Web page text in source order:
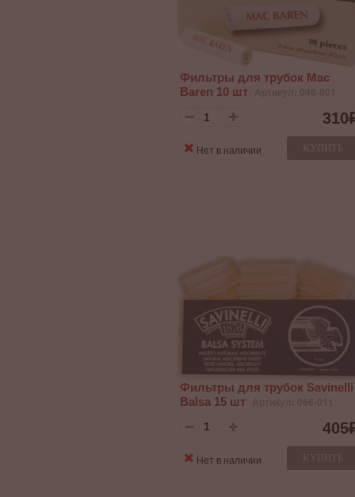
Фильтры для трубок Mac
Baren 10 шт
310
КУПИТЬ
Нет в наличии
Фильтры для трубок Savinelli
Balsa 15 шт
405
КУПИТЬ
Нет в наличии